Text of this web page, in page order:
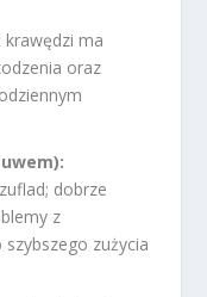
krawędzi ma
oraz
dobrze
z
zużycia